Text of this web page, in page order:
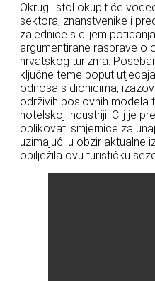
Okrugli stol okupit će
sektora, znanstvenike i
zajednice s ciljem
argumentirane rasprave o
hrvatskog turizma.
ključne teme poput
odnosa s dionicima,
održivih poslovnih modela
hotelskoj industriji. Cilj je
oblikovati smjernice za
uzimajući u obzir aktualne
obilježila ovu turističku